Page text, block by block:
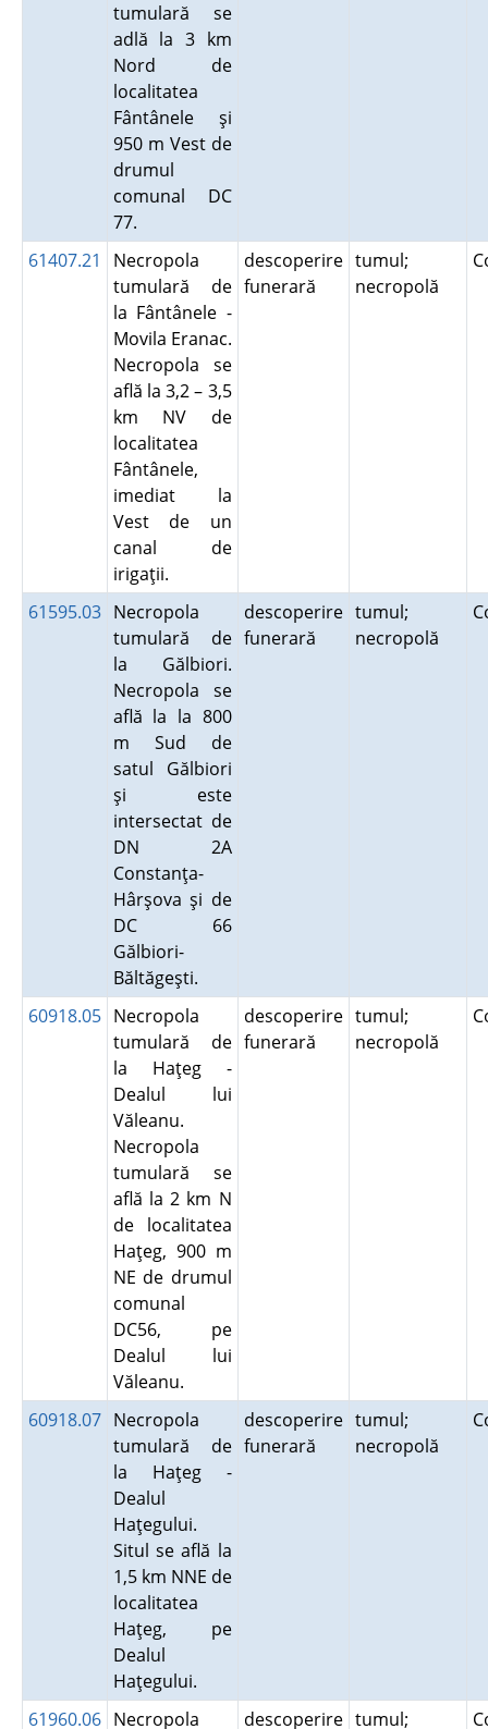
tumulară se
adlă la 3 km
Nord de
localitatea
Fântânele şi
950 m Vest de
drumul
comunal DC
77.
61407.21
Necropola
tumulară de
la Fântânele -
Movila Eranac.
Necropola se
află la 3,2 – 3,5
km NV de
localitatea
Fântânele,
imediat la
Vest de un
canal de
irigaţii.
descoperire
funerară
tumul;
necropolă
61595.03 Necropola
tumulară de
la Gălbiori.
Necropola se
află la la 800
m Sud de
satul Gălbiori
şi este
intersectat de
DN 2A
Constanţa-
Hârşova şi de
DC 66
Gălbiori-
Băltăgeşti.
descoperire
funerară
tumul;
necropolă
60918.05 Necropola
tumulară de
la Haţeg -
Dealul lui
Văleanu.
Necropola
tumulară se
află la 2 km N
de localitatea
Haţeg, 900 m
NE de drumul
comunal
DC56, pe
Dealul lui
Văleanu.
descoperire
funerară
tumul;
necropolă
60918.07 Necropola
tumulară de
la Haţeg -
Dealul
Haţegului.
Situl se află la
1,5 km NNE de
localitatea
Haţeg, pe
Dealul
Haţegului.
descoperire
funerară
tumul;
necropolă
61960.06 Necropola descoperire tumul;